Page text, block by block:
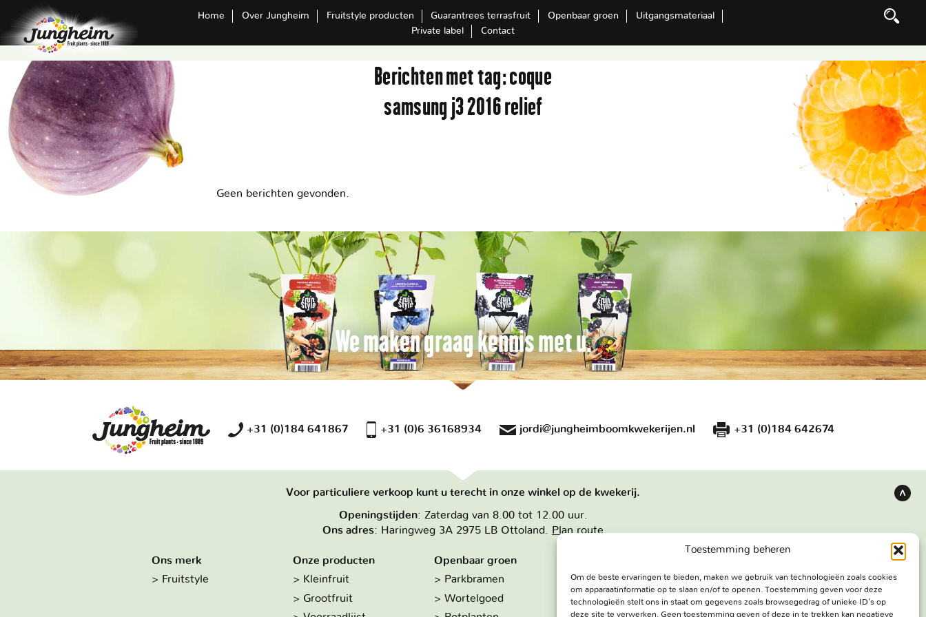
Toestemming beheren
Om de beste ervaringen te bieden, maken we gebruik van technologieën zoals cookies
om apparaatinformatie op te slaan en/of te openen. Toestemming geven voor deze
technologieën stelt ons in staat om gegevens zoals browsegedrag of unieke ID's op
deze site te verwerken. Geen toestemming geven of deze in te trekken kan negatieve
Home Over Jungheim Fruitstyle producten Guarantrees terrasfruit Openbaar groen
Uitgangsmateriaal
Private label
Contact
Berichten met tag:coque
samsung j3 2016 relief
Geen berichten gevonden.
We maken graag kennis met u.
+31 (0)184 641867 +31 (0)6 36168934 jordi@jungheimboomkwekerijen.nl +31 (0)184 642674
Voor particuliere verkoop kunt u terecht in onze winkel op de kwekerij.
Openingstijden: Zaterdag van 8.00 tot 12.00 uur.
Ons adres: Haringweg 3A 2975 LB Ottoland. Plan route
Ons merk
Fruitstyle
Onze producten
Kleinfruit
Grootfruit
Openbaar groen
Parkbramen
Wortelgoed
Hoe we werken
De kwekerij
Haringweg 3A
2975 LB Ottoland
boven